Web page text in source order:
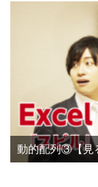
動的配列③【見